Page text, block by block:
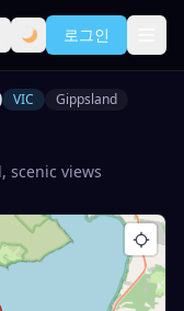
로그인
VIC Gippsland
scenic views